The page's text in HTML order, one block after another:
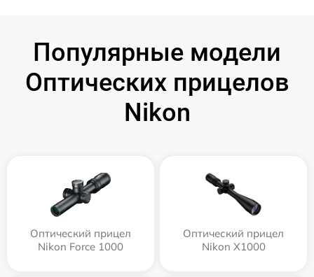
Популярные модели
Оптических прицелов
Nikon
Оптический прицел
Nikon Force 1000
Оптический прицел
Nikon X1000